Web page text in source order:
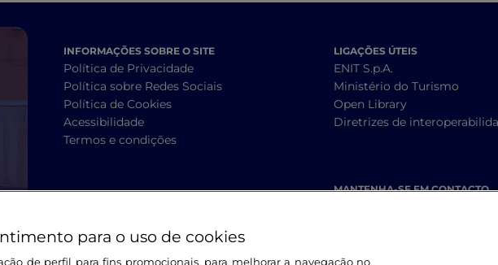
INFORMAÇÕES SOBRE O SITE
Política de Privacidade
Política sobre Redes Sociais
Política de Cookies
Acessibilidade
Termos e condições
LIGAÇÕES ÚTEIS
ENIT S.p.A.
Ministério do Turismo
Open Library
Diretrizes de
MANTENHA-SE EM CONTACTO
para o uso de cookies
de perfil para fins promocionais, para melhorar a navegação no